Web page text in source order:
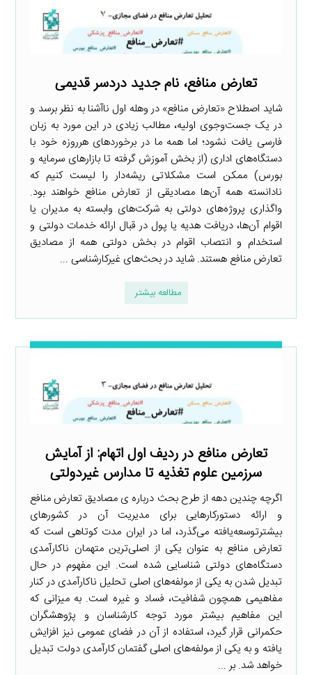
تعارض منافع، نام جدید دردسر قدیمی
شاید اصطلاح «تعارض منافع» در وهله اول ناآشنا به نظر برسد و
در یک جست‌وجوی اولیه، مطالب زیادی در این مورد به زبان
فارسی یافت نشود؛ اما همه ما در برخوردهای هرروزه خود با
دستگاه‌های اداری (از بخش آموزش گرفته تا بازارهای سرمایه و
بورس) ممکن است مشکلاتی ریشه‌دار را لیست کنیم که
نادانسته همه آن‌ها مصادیقی از تعارض منافع خواهند بود.
واگذاری پروژه‌های دولتی به شرکت‌های وابسته به مدیران یا
اقوام آن‌ها، دریافت هدیه یا پول در قبال ارائه خدمات دولتی و
استخدام و انتصاب اقوام در بخش دولتی همه از مصادیق
تعارض منافع هستند. شاید در بحث‌های غیرکارشناسی ...
مطالعه بیشتر
تعارض منافع در ردیف اول اتهام: از آمایش
سرزمین علوم تغذیه تا مدارس غیردولتی
اگرچه چندین دهه از طرح بحث درباره ی مصادیق تعارض منافع
و ارائه دستورکارهایی برای مدیریت آن در کشورهای
بیشترتوسعه‌یافته می‌گذرد، اما در ایران مدت کوتاهی است که
تعارض منافع به عنوان یکی از اصلی‌ترین متهمان ناکارآمدی
دستگاه‌های دولتی شناسایی شده است. این مفهوم در حال
تبدیل شدن به یکی از مولفه‌های اصلی تحلیل ناکارآمدی در کنار
مفاهیمی همچون شفافیت، فساد و غیره است. به میزانی که
این مفاهیم بیشتر مورد توجه کارشناسان و پژوهشگران
حکمرانی قرار گیرد، استفاده از آن در فضای عمومی نیز افزایش
یافته و به یکی از مولفه‌های اصلی گفتمان کارآمدی دولت تبدیل
خواهد شد. بر ...